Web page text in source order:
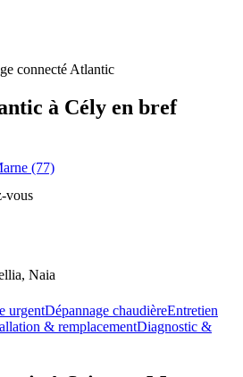
connecté Atlantic
à Cély en bref
(77)
vous
Naia
urgentDépannage chaudièreEntretien
& remplacementDiagnostic &